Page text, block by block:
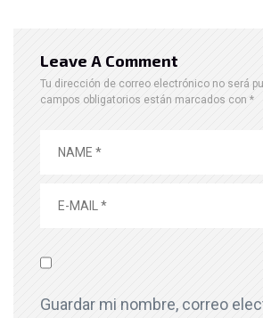
Leave A Comment
Tu dirección de correo electrónico no será
campos obligatorios están marcados con *
Guardar mi nombre, correo